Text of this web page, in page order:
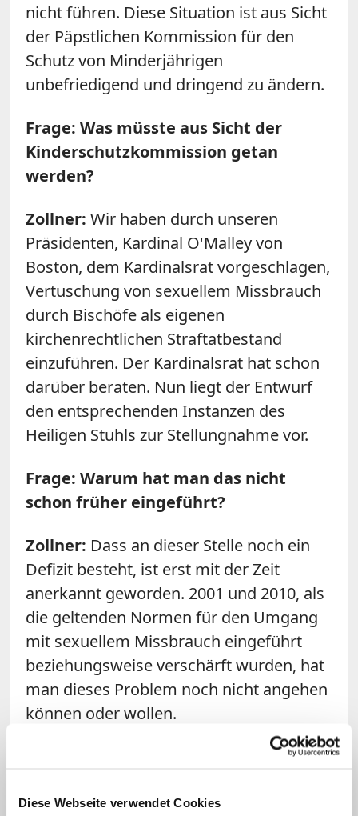
Diese Webseite verwendet Cookies
nicht führen. Diese Situation ist aus Sicht
der Päpstlichen Kommission für den
Schutz von Minderjährigen
unbefriedigend und dringend zu ändern.
Frage: Was müsste aus Sicht der
Kinderschutzkommission getan
werden?
Zollner: Wir haben durch unseren
Präsidenten, Kardinal O'Malley von
Boston, dem Kardinalsrat vorgeschlagen,
Vertuschung von sexuellem Missbrauch
durch Bischöfe als eigenen
kirchenrechtlichen Straftatbestand
einzuführen. Der Kardinalsrat hat schon
darüber beraten. Nun liegt der Entwurf
den entsprechenden Instanzen des
Heiligen Stuhls zur Stellungnahme vor.
Frage: Warum hat man das nicht
schon früher eingeführt?
Zollner: Dass an dieser Stelle noch ein
Defizit besteht, ist erst mit der Zeit
anerkannt geworden. 2001 und 2010, als
die geltenden Normen für den Umgang
mit sexuellem Missbrauch eingeführt
beziehungsweise verschärft wurden, hat
man dieses Problem noch nicht angehen
können oder wollen.
Frage: Die kirchenrechtliche Ahndung
Sensibilisierung der Bischöfe für